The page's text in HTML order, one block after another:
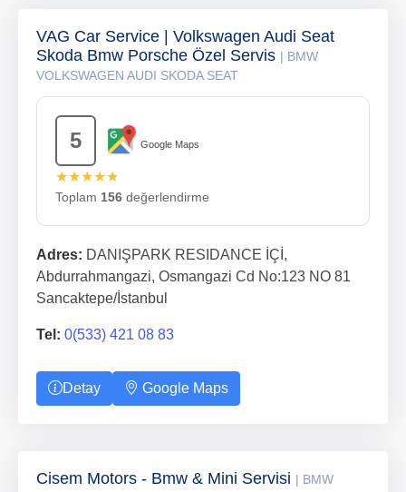
VAG Car Service | Volkswagen Audi Seat
Skoda Bmw Porsche Özel Servis | BMW
VOLKSWAGEN AUDI SKODA SEAT
5 Google Maps
★★★★★
Toplam 156 değerlendirme
Adres: DANIŞPARK RESIDANCE İÇİ,
Abdurrahmangazi, Osmangazi Cd No:123 NO 81
Sancaktepe/İstanbul
Tel: 0(533) 421 08 83
Detay Google Maps
Cisem Motors - Bmw & Mini Servisi | BMW